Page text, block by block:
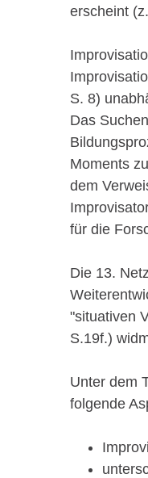
erscheint
S. 8)
Das
Moments
dem
für die
Die 13.
"situativen
S.19f.)
Unter dem
folgende